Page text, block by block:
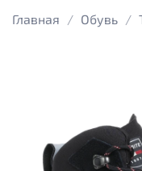
Главная Обувь